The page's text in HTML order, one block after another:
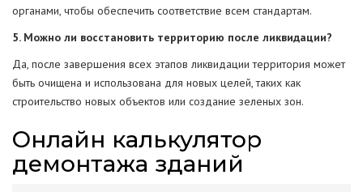
органами, чтобы обеспечить соответствие всем стандартам.
5. Можно ли восстановить территорию после ликвидации?
Да, после завершения всех этапов ликвидации территория может
быть очищена и использована для новых целей, таких как
строительство новых объектов или создание зеленых зон.
Онлайн калькулятор
демонтажа зданий